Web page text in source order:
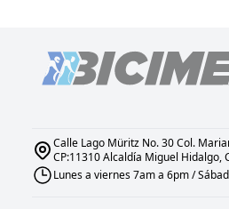
Calle Lago Müritz No. 30 Col.
CP:11310 Alcaldía Miguel Hidalgo,
Lunes a viernes 7am a 6pm /